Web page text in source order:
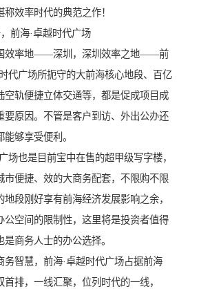
效率时代的典范之作！
前海·卓越时代广场
效率地——深圳，深圳效率之地——前
代广场所扼守的大前海核心地段、百亿
空轨便捷立体交通等，都是促成项目成
要原因。不管是客户到访、外出公办还
够享受便利。
场也是目前宝中在售的超甲级写字楼，
市便捷、效的大商务配套，不限购不限
地段刚好享有前海经济发展影响之余，
公空间的限制性，这里将是投资者值得
商务人士的办公选择。
务智慧，前海·卓越时代广场占据前海
排，一线汇聚，位列时代的一线，